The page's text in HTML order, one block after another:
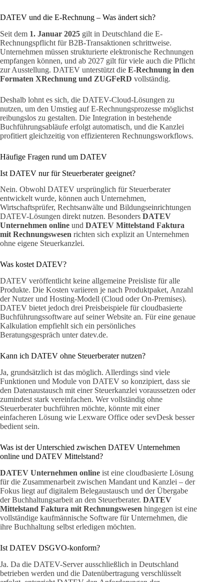
DATEV und die E-Rechnung – Was ändert sich?
Seit dem 1. Januar 2025 gilt in Deutschland die E-
Rechnungspflicht für B2B-Transaktionen schrittweise.
Unternehmen müssen strukturierte elektronische Rechnungen
empfangen können, und ab 2027 gilt für viele auch die Pflicht
zur Ausstellung. DATEV unterstützt die E-Rechnung in den
Formaten XRechnung und ZUGFeRD vollständig.
Deshalb lohnt es sich, die DATEV-Cloud-Lösungen zu
nutzen, um den Umstieg auf E-Rechnungsprozesse möglichst
reibungslos zu gestalten. Die Integration in bestehende
Buchführungsabläufe erfolgt automatisch, und die Kanzlei
profitiert gleichzeitig von effizienteren Rechnungsworkflows.
Häufige Fragen rund um DATEV
Ist DATEV nur für Steuerberater geeignet?
Nein. Obwohl DATEV ursprünglich für Steuerberater
entwickelt wurde, können auch Unternehmen,
Wirtschaftsprüfer, Rechtsanwälte und Bildungseinrichtungen
DATEV-Lösungen direkt nutzen. Besonders DATEV
Unternehmen online und DATEV Mittelstand Faktura
mit Rechnungswesen richten sich explizit an Unternehmen
ohne eigene Steuerkanzlei.
Was kostet DATEV?
DATEV veröffentlicht keine allgemeine Preisliste für alle
Produkte. Die Kosten variieren je nach Produktpaket, Anzahl
der Nutzer und Hosting-Modell (Cloud oder On-Premises).
DATEV bietet jedoch drei Preisbeispiele für cloudbasierte
Buchführungssoftware auf seiner Website an. Für eine genaue
Kalkulation empfiehlt sich ein persönliches
Beratungsgespräch unter datev.de.
Kann ich DATEV ohne Steuerberater nutzen?
Ja, grundsätzlich ist das möglich. Allerdings sind viele
Funktionen und Module von DATEV so konzipiert, dass sie
den Datenaustausch mit einer Steuerkanzlei voraussetzen oder
zumindest stark vereinfachen. Wer vollständig ohne
Steuerberater buchführen möchte, könnte mit einer
einfacheren Lösung wie Lexware Office oder sevDesk besser
bedient sein.
Was ist der Unterschied zwischen DATEV Unternehmen
online und DATEV Mittelstand?
DATEV Unternehmen online ist eine cloudbasierte Lösung
für die Zusammenarbeit zwischen Mandant und Kanzlei – der
Fokus liegt auf digitalem Belegaustausch und der Übergabe
der Buchhaltungsarbeit an den Steuerberater. DATEV
Mittelstand Faktura mit Rechnungswesen hingegen ist eine
vollständige kaufmännische Software für Unternehmen, die
ihre Buchhaltung selbst erledigen möchten.
Ist DATEV DSGVO-konform?
Ja. Da die DATEV-Server ausschließlich in Deutschland
betrieben werden und die Datenübertragung verschlüsselt